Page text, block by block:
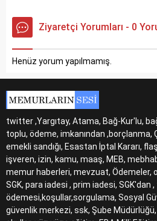
Ziyaretçi Yorumları - 0
Henüz yorum yapılmamış.
twitter ,Yargıtay, Atama, Bağ-Kur'lu,
toplu, ödeme, imkanından ,borçlanma,
emekli sandığı, Esastan İptal Kararı,
işveren, izin, kamu, maaş, MEB,
memur haberleri, mevzuat, Ödemeler,
SGK, para iadesi , prim iadesi, SGK'dan
ödemesi,koşullar,sorgulama, Sosyal
güvenlik merkezi, ssk, Şube